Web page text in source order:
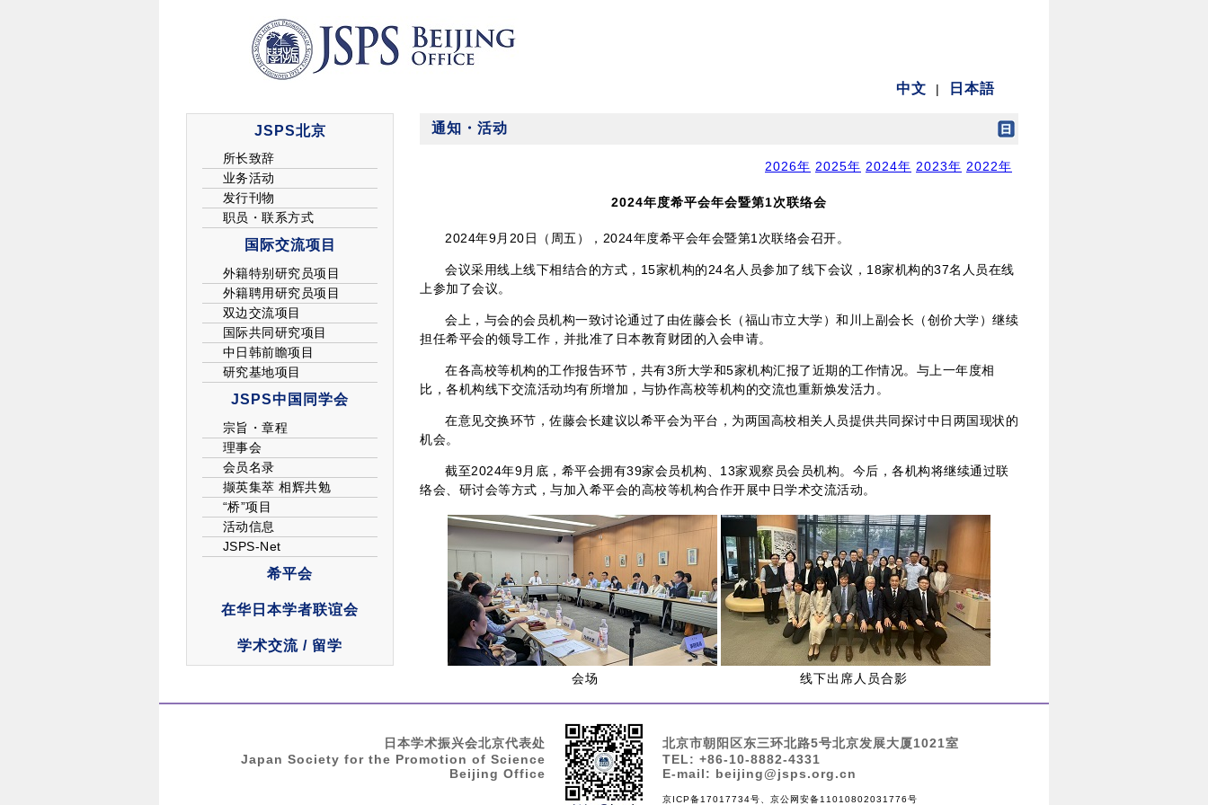
通知・活动
2026年 2025年 2024年 2023年 2022年
2024年度希平会年会暨第1次联络会
2024年9月20日（周五），2024年度希平会年会暨第1次联络会召开。
会议采用线上线下相结合的方式，15家机构的24名人员参加了线下会议，18家机构的37名人员在线
上参加了会议。
会上，与会的会员机构一致讨论通过了由佐藤会长（福山市立大学）和川上副会长（创价大学）继续
担任希平会的领导工作，并批准了日本教育财团的入会申请。
在各高校等机构的工作报告环节，共有3所大学和5家机构汇报了近期的工作情况。与上一年度相
比，各机构线下交流活动均有所增加，与协作高校等机构的交流也重新焕发活力。
在意见交换环节，佐藤会长建议以希平会为平台，为两国高校相关人员提供共同探讨中日两国现状的
机会。
截至2024年9月底，希平会拥有39家会员机构、13家观察员会员机构。今后，各机构将继续通过联
络会、研讨会等方式，与加入希平会的高校等机构合作开展中日学术交流活动。
会场 线下出席人员合影